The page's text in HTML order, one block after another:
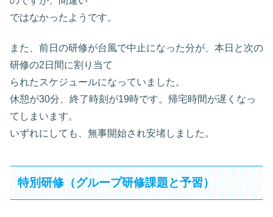
ではなかったようです。
また、前日の研修が台風で中止になった分が、本日と次の
研修の2日間に割り当て
られたスケジュールになっていました。
休憩が30分、終了時刻が19時です。帰宅時間が遅くなっ
てしまいます。
いずれにしても、無事開始され安堵しました。
特別研修（グループ研修課題と予習）